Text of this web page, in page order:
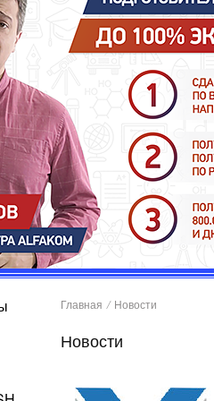
Главная / Новости
Новости